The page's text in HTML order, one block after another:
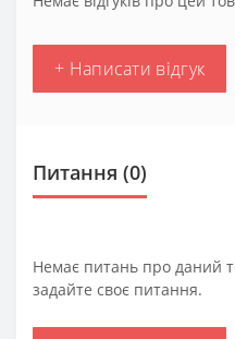
+ Написати відгук
Питання (0)
Немає питань про даний
задайте своє питання.